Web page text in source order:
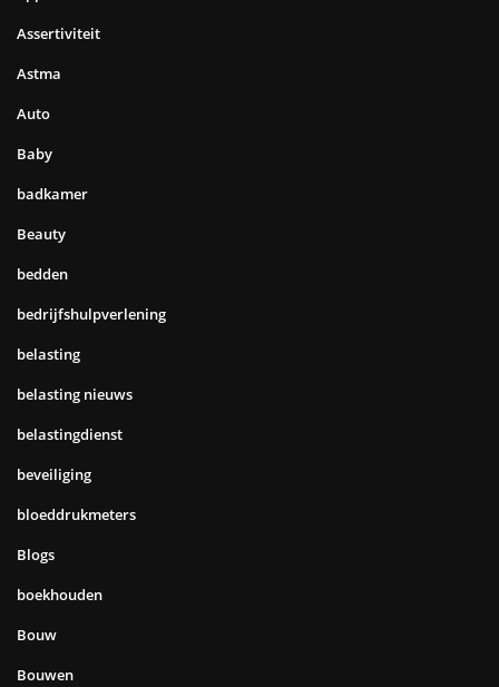
Assertiviteit
Astma
Auto
Baby
badkamer
Beauty
bedden
bedrijfshulpverlening
belasting
belasting nieuws
belastingdienst
beveiliging
bloeddrukmeters
Blogs
boekhouden
Bouw
Bouwen